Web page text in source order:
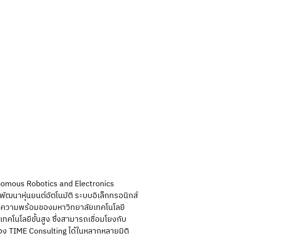
Robotics and Electronics
ฒนาหุ่นยนต์อัตโนมัติ ระบบอิเล็กทรอนิกส์
วามพร้อมของมหาวิทยาลัยเทคโนโลยี
โนโลยีขั้นสูง ซึ่งสามารถเชื่อมโยงกับ
TIME Consulting ได้ในหลากหลายมิติ